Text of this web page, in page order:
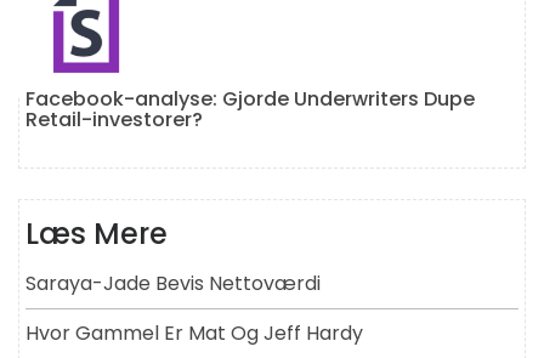
Facebook-analyse: Gjorde Underwriters Dupe
Retail-investorer?
Læs Mere
Saraya-Jade Bevis Nettoværdi
Hvor Gammel Er Mat Og Jeff Hardy